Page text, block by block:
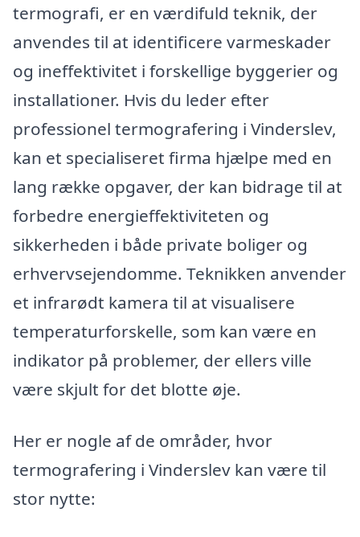
termografi, er en værdifuld teknik, der
anvendes til at identificere varmeskader
og ineffektivitet i forskellige byggerier og
installationer. Hvis du leder efter
professionel termografering i Vinderslev,
kan et specialiseret firma hjælpe med en
lang række opgaver, der kan bidrage til at
forbedre energieffektiviteten og
sikkerheden i både private boliger og
erhvervsejendomme. Teknikken anvender
et infrarødt kamera til at visualisere
temperaturforskelle, som kan være en
indikator på problemer, der ellers ville
være skjult for det blotte øje.
Her er nogle af de områder, hvor
termografering i Vinderslev kan være til
stor nytte: